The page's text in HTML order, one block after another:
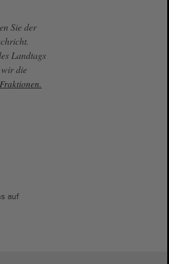
Sie der
Landtags
wir die
auf